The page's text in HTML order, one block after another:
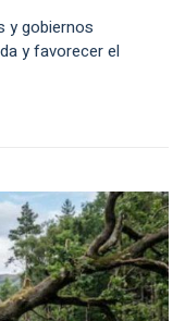
y gobiernos
y favorecer el